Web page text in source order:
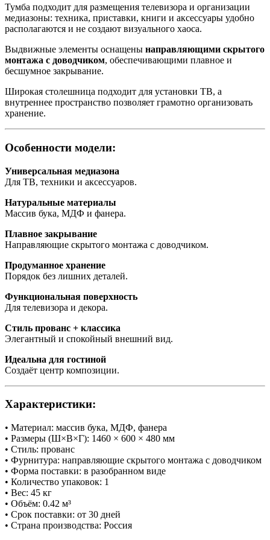
Тумба подходит для размещения телевизора и организации
медиазоны: техника, приставки, книги и аксессуары удобно
располагаются и не создают визуального хаоса.
Выдвижные элементы оснащены направляющими скрытого
монтажа с доводчиком, обеспечивающими плавное и
бесшумное закрывание.
Широкая столешница подходит для установки ТВ, а
внутреннее пространство позволяет грамотно организовать
хранение.
Особенности модели:
Универсальная медиазона
Для ТВ, техники и аксессуаров.
Натуральные материалы
Массив бука, МДФ и фанера.
Плавное закрывание
Направляющие скрытого монтажа с доводчиком.
Продуманное хранение
Порядок без лишних деталей.
Функциональная поверхность
Для телевизора и декора.
Стиль прованс + классика
Элегантный и спокойный внешний вид.
Идеальна для гостиной
Создаёт центр композиции.
Характеристики:
• Материал: массив бука, МДФ, фанера
• Размеры (Ш×В×Г): 1460 × 600 × 480 мм
• Стиль: прованс
• Фурнитура: направляющие скрытого монтажа с доводчиком
• Форма поставки: в разобранном виде
• Количество упаковок: 1
• Вес: 45 кг
• Объём: 0.42 м³
• Срок поставки: от 30 дней
• Страна производства: Россия